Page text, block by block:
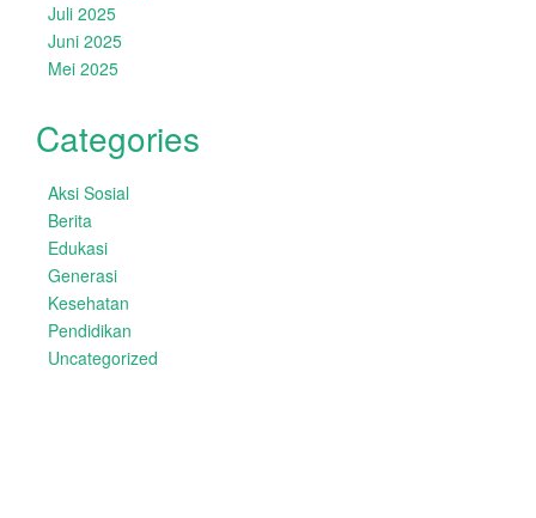
Juli 2025
Juni 2025
Mei 2025
Categories
Aksi Sosial
Berita
Edukasi
Generasi
Kesehatan
Pendidikan
Uncategorized